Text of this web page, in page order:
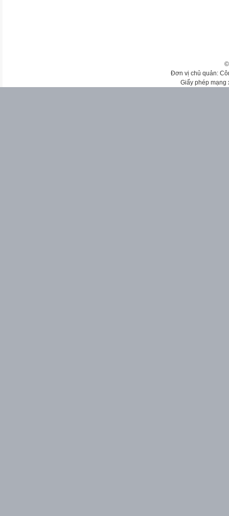
Đơn vị chủ quản:
Giấy phép mạng